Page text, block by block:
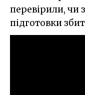
перевірили, чи
підготовки